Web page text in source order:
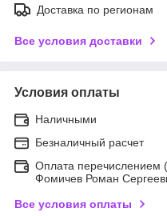
Доставка по регионам
Все условия доставки
Условия оплаты
Наличными
Безналичный расчет
Оплата перечислением
Фомичев Роман
Все условия оплаты